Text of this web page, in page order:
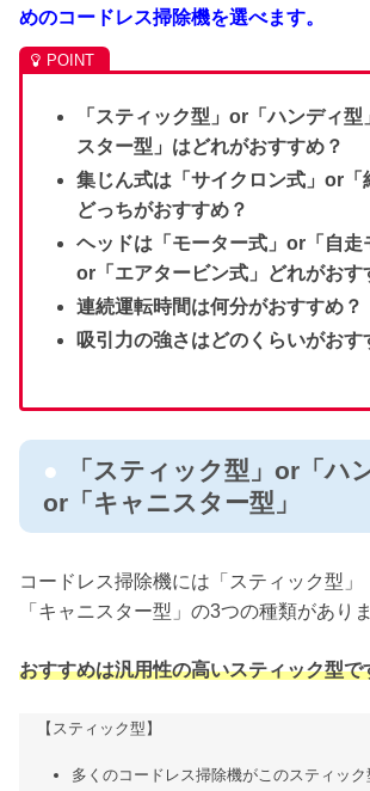
めのコードレス掃除機を選べます。
「スティック型」or「ハンディ
スター型」はどれがおすすめ？
集じん式は「サイクロン式」or「
どっちがおすすめ？
ヘッドは「モーター式」or「自走
or「エアタービン式」どれがおす
連続運転時間は何分がおすすめ？
吸引力の強さはどのくらいがおす
「スティック型」or「ハ
or「キャニスター型」
コードレス掃除機には「スティック型」
「キャニスター型」の3つの種類がありま
おすすめは汎用性の高いスティック型で
【スティック型】
多くのコードレス掃除機がこのスティック